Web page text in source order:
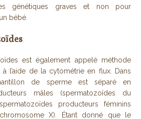
génétiques graves et non pour
bébé.
est également appelé méthode
à l’aide de la cytométrie en flux. Dans
de sperme est séparé en
mâles (spermatozoïdes du
producteurs féminins
X). Étant donné que le